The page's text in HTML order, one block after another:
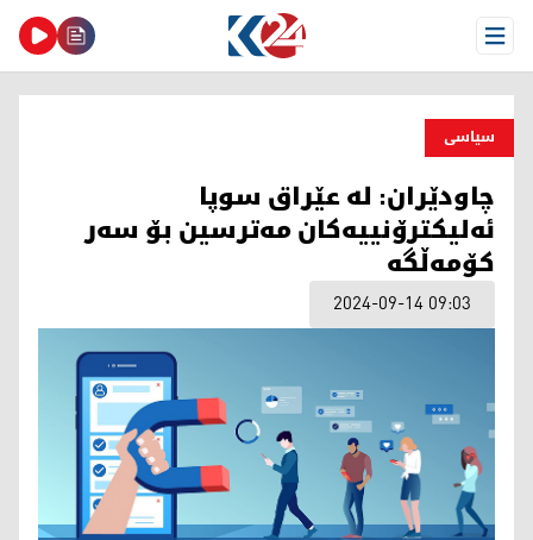
Open Menu
سیاسی
چاودێران: لە عێراق سوپا
ئه‌لیكترۆنییه‌كان مه‌ترسین بۆ سه‌ر
كۆمه‌ڵگه‌
2024-09-14 09:03